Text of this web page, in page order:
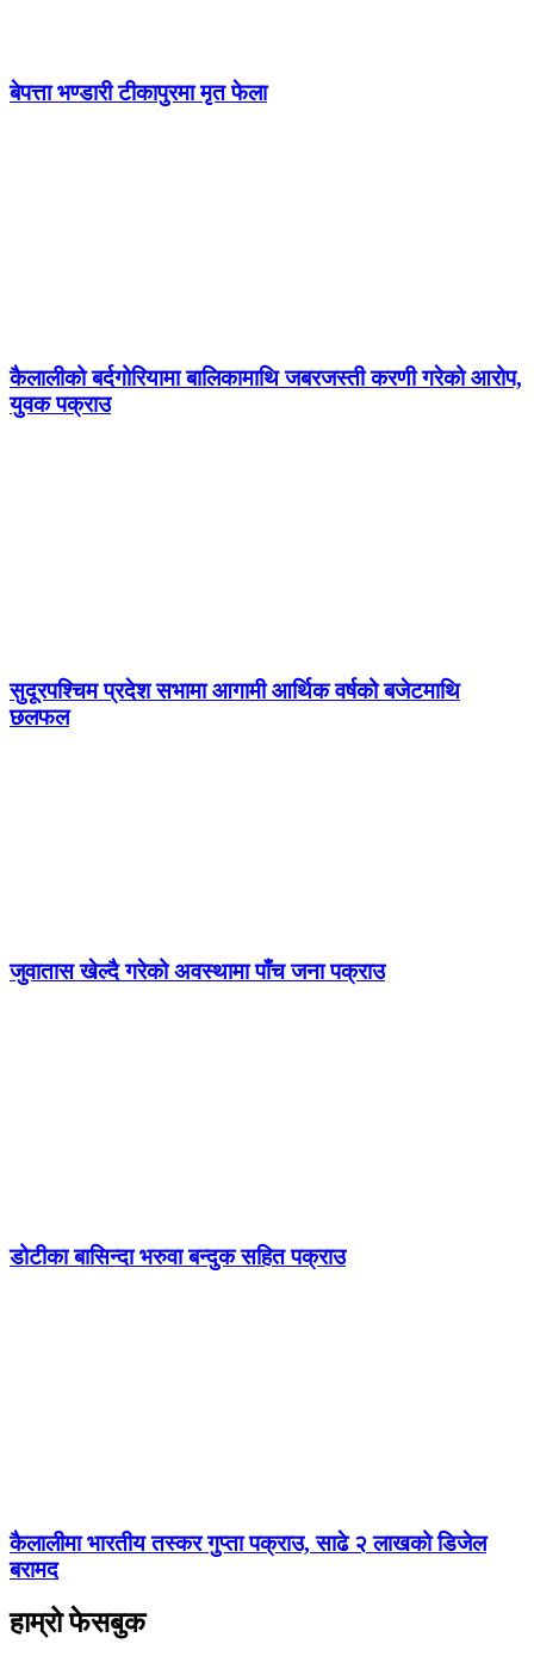
बेपत्ता भण्डारी टीकापुरमा मृत फेला
कैलालीको बर्दगोरियामा बालिकामाथि जबरजस्ती करणी गरेको आरोप,
युवक पक्राउ
सुदूरपश्चिम प्रदेश सभामा आगामी आर्थिक वर्षको बजेटमाथि
छलफल
जुवातास खेल्दै गरेको अवस्थामा पाँच जना पक्राउ
डोटीका बासिन्दा भरुवा बन्दुक सहित पक्राउ
कैलालीमा भारतीय तस्कर गुप्ता पक्राउ, साढे २ लाखको डिजेल
बरामद
हाम्रो फेसबुक